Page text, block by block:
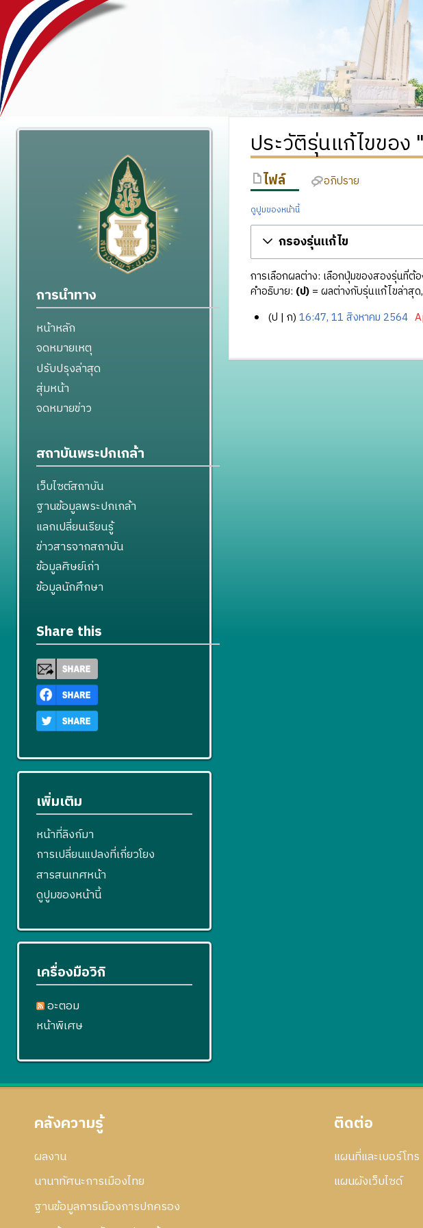
ประวัติรุ่นแก้ไขของ
ไฟล์ อภิปราย
ดูปูมของหน้านี้
กรองรุ่นแก้ไข
การเลือกผลต่าง: เลือกปุ่มของสองรุ่นที่ต้
คำอธิบาย: (ป)= ผลต่างกับรุ่นแก้ไขล่าสุด,
สิ
ป ก 16:47, 11 สิงหาคม 2564
มี
การนำทาง
หน้าหลัก
จดหมายเหตุ
ปรับปรุงล่าสุด
สุ่มหน้า
จดหมายข่าว
สถาบันพระปกเกล้า
เว็บไซต์สถาบัน
ฐานข้อมูลพระปกเกล้า
แลกเปลี่ยนเรียนรู้
ข่าวสารจากสถาบัน
ข้อมูลศิษย์เก่า
ข้อมูลนักศึกษา
Share this
เพิ่มเติม
หน้าที่ลิงก์มา
การเปลี่ยนแปลงที่เกี่ยวโยง
สารสนเทศหน้า
ดูปูมของหน้านี้
เครื่องมือวิกิ
อะตอม
หน้าพิเศษ
คลังความรู้
ผลงาน
นานาทัศนะการเมืองไทย
ฐานข้อมูลการเมืองการปกครอง
ติดต่อ
แผนที่และเบอร์โทร
แผนผังเว็บไซด์